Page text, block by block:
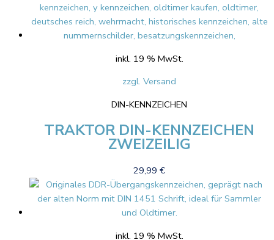
inkl. 19 % MwSt.
zzgl. Versand
DIN-KENNZEICHEN
TRAKTOR DIN-KENNZEICHEN
ZWEIZEILIG
29,99 €
inkl. 19 % MwSt.